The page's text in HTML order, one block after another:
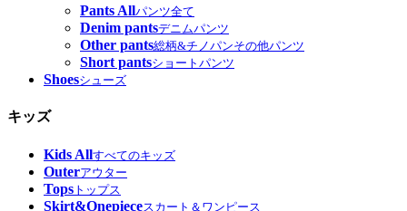
Pants Allパンツ全て
Denim pantsデニムパンツ
Other pants総柄&チノパンその他パンツ
Short pantsショートパンツ
Shoesシューズ
キッズ
Kids Allすべてのキッズ
Outerアウター
Tops トップス
Skirt&Onepieceスカート＆ワンピース